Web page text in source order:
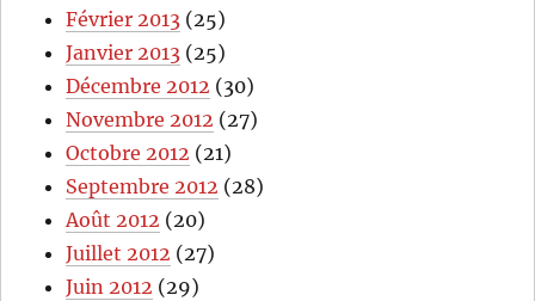
Février 2013 (25)
Janvier 2013 (25)
Décembre 2012 (30)
Novembre 2012 (27)
Octobre 2012 (21)
Septembre 2012 (28)
Août 2012 (20)
Juillet 2012 (27)
Juin 2012 (29)